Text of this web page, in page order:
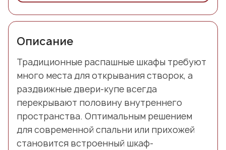
Описание
Традиционные распашные шкафы требуют
много места для открывания створок, а
раздвижные двери-купе всегда
перекрывают половину внутреннего
пространства. Оптимальным решением
для современной спальни или прихожей
становится встроенный шкаф-